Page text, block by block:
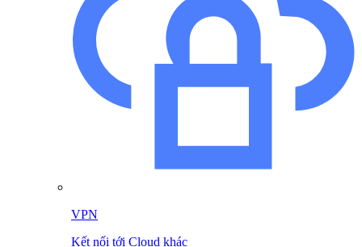
VPN
Kết nối tới Cloud khác